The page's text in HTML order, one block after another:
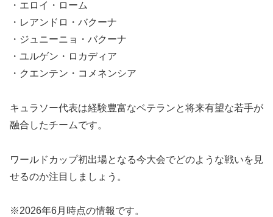
・エロイ・ローム
・レアンドロ・バクーナ
・ジュニーニョ・バクーナ
・ユルゲン・ロカディア
・クエンテン・コメネンシア
キュラソー代表は経験豊富なベテランと将来有望な若手が
融合したチームです。
ワールドカップ初出場となる今大会でどのような戦いを見
せるのか注目しましょう。
※2026年6月時点の情報です。